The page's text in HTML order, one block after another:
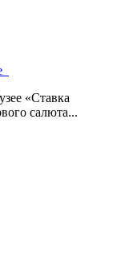
«Ставка
салюта...